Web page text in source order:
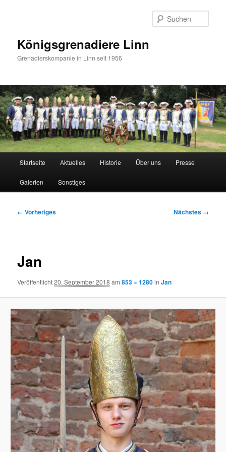
Königsgrenadiere Linn
Grenadierskompanie in Linn seit 1956
Startseite Aktuelles Historie Über uns Presse
Galerien Sonstiges
Bilder-
← Vorheriges Nächstes →
Jan
Veröffentlicht20. September 2018 am853 × 1280inJan